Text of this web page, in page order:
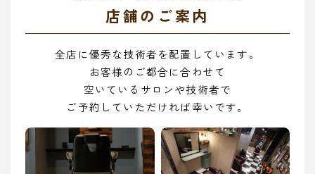
店舗のご案内
全店に優秀な技術者を配置しています。
お客様のご都合に合わせて
空いているサロンや技術者で
ご予約していただければ幸いです。